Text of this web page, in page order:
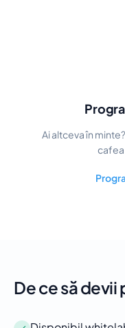
Ai altceva în
cafea
De ce să